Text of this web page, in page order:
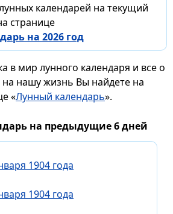
календарей на текущий
странице
на 2026 год
в мир лунного календаря и все о
нашу жизнь Вы найдете на
«Лунный календарь».
на предыдущие 6 дней
1904 года
1904 года